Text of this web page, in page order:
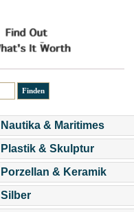
Nautika & Maritimes
Plastik & Skulptur
Porzellan & Keramik
Silber